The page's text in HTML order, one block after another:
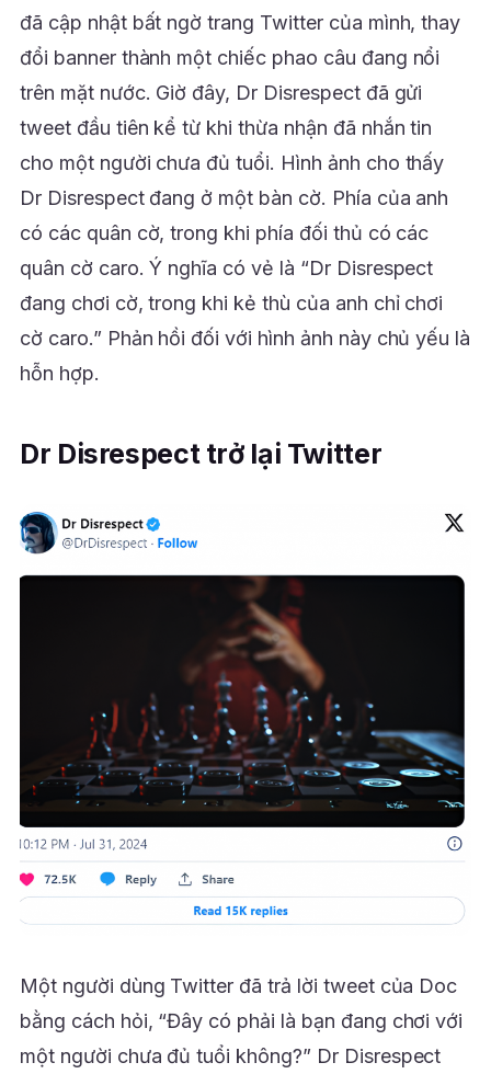
đã cập nhật bất ngờ trang Twitter của mình, thay
đổi banner thành một chiếc phao câu đang nổi
trên mặt nước. Giờ đây, Dr Disrespect đã gửi
tweet đầu tiên kể từ khi thừa nhận đã nhắn tin
cho một người chưa đủ tuổi. Hình ảnh cho thấy
Dr Disrespect đang ở một bàn cờ. Phía của anh
có các quân cờ, trong khi phía đối thủ có các
quân cờ caro. Ý nghĩa có vẻ là “Dr Disrespect
đang chơi cờ, trong khi kẻ thù của anh chỉ chơi
cờ caro.” Phản hồi đối với hình ảnh này chủ yếu là
hỗn hợp.
Dr Disrespect trở lại Twitter
Một người dùng Twitter đã trả lời tweet của Doc
bằng cách hỏi, “Đây có phải là bạn đang chơi với
một người chưa đủ tuổi không?” Dr Disrespect